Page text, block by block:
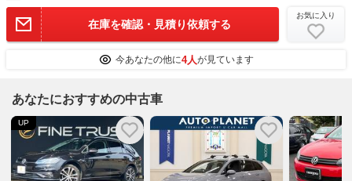
在庫を確認・見積り依頼する
お気に入り
今あなたの他に4人が見ています
あなたにおすすめの中古車
UP